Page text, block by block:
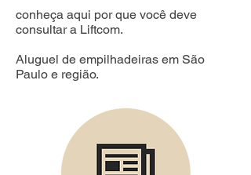
conheça aqui por que você deve
consultar a Liftcom.
Aluguel de empilhadeiras em São
Paulo e região.